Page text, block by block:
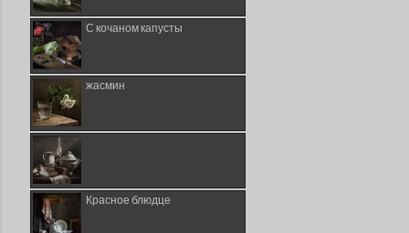
С кочаном капусты
жасмин
Красное блюдце